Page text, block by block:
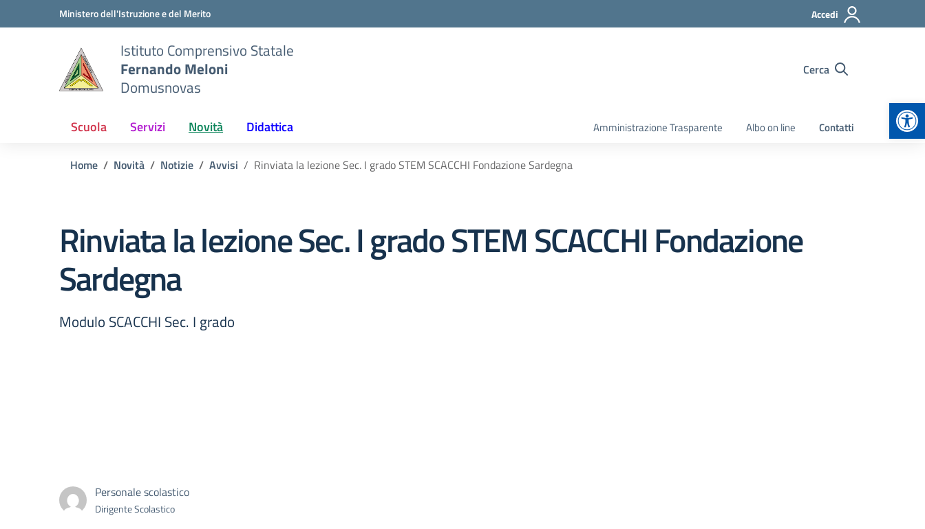
Vai ai contenuti
Vai al menu di navigazioneMinistero dell'Istruzione e del Merito Accedi
Istituto Comprensivo Statale
Fernando Meloni
Domusnovas
Cerca
Scuola Servizi Novità Didattica Amministrazione Trasparente Albo on line Contatti
Home Novità Notizie Avvisi Rinviata la lezione Sec. I grado STEM SCACCHI Fondazione Sardegna
Rinviata la lezione Sec. I grado STEM SCACCHI Fondazione
Sardegna
Modulo SCACCHI Sec. I grado
Personale scolastico
Dirigente Scolastico